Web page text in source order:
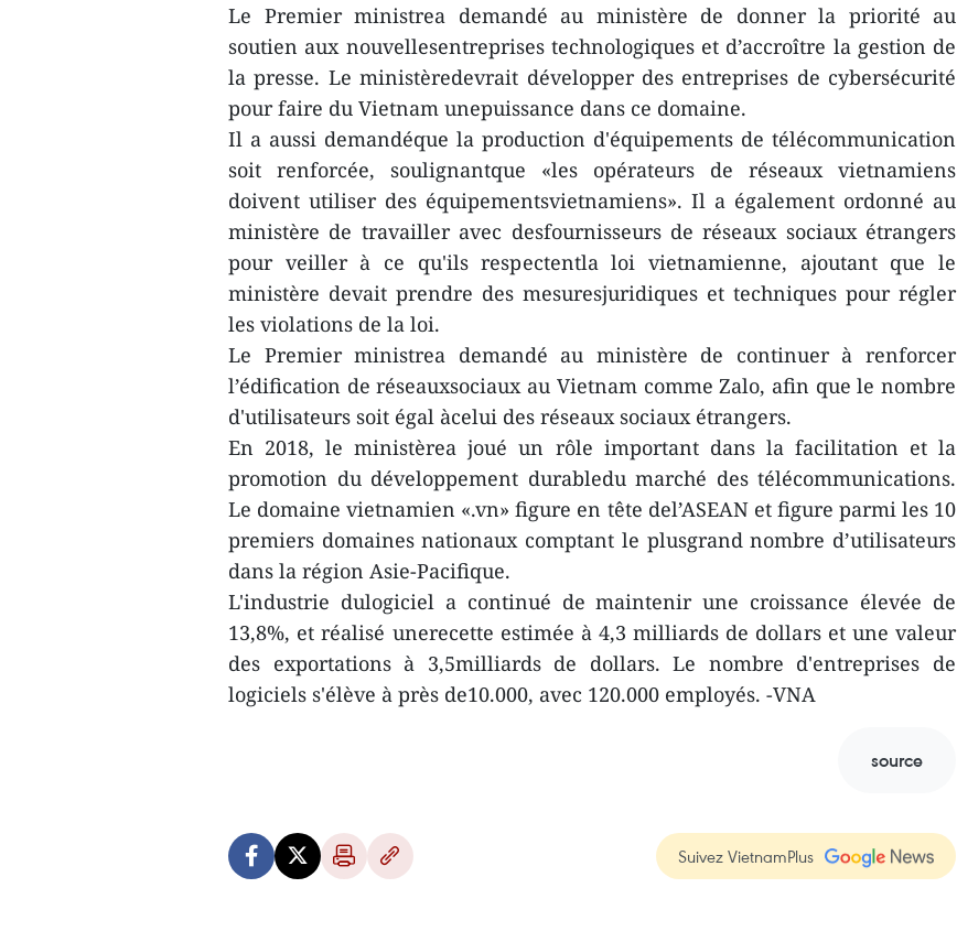
Le Premier ministrea demandé au ministère de donner la priorité au
soutien aux nouvellesentreprises technologiques et d’accroître la gestion de
la presse. Le ministèredevrait développer des entreprises de cybersécurité
pour faire du Vietnam unepuissance dans ce domaine.
Il a aussi demandéque la production d'équipements de télécommunication
soit renforcée, soulignantque «les opérateurs de réseaux vietnamiens
doivent utiliser des équipementsvietnamiens». Il a également ordonné au
ministère de travailler avec desfournisseurs de réseaux sociaux étrangers
pour veiller à ce qu'ils respectentla loi vietnamienne, ajoutant que le
ministère devait prendre des mesuresjuridiques et techniques pour régler
les violations de la loi.
Le Premier ministrea demandé au ministère de continuer à renforcer
l’édification de réseauxsociaux au Vietnam comme Zalo, afin que le nombre
d'utilisateurs soit égal àcelui des réseaux sociaux étrangers.
En 2018, le ministèrea joué un rôle important dans la facilitation et la
promotion du développement durabledu marché des télécommunications.
Le domaine vietnamien «.vn» figure en tête del’ASEAN et figure parmi les 10
premiers domaines nationaux comptant le plusgrand nombre d’utilisateurs
dans la région Asie-Pacifique.
L'industrie dulogiciel a continué de maintenir une croissance élevée de
13,8%, et réalisé unerecette estimée à 4,3 milliards de dollars et une valeur
des exportations à 3,5milliards de dollars. Le nombre d'entreprises de
logiciels s'élève à près de10.000, avec 120.000 employés. -VNA
source
Suivez VietnamPlus